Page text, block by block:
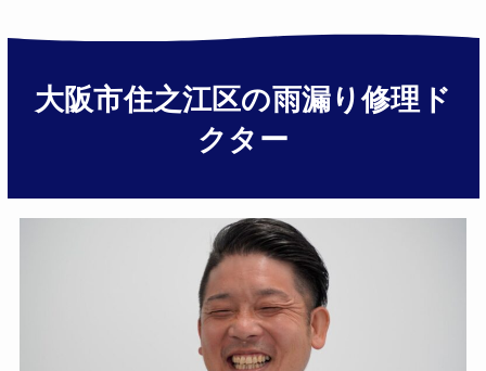
大阪市住之江区の雨漏り修理ド
クター